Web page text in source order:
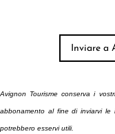
Avignon Tourisme conserva i
abbonamento al fine di inviarvi le
potrebbero esservi utili.